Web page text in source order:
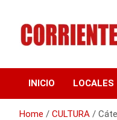
content
TARDE
INICIO LOCALES
Home CULTURA